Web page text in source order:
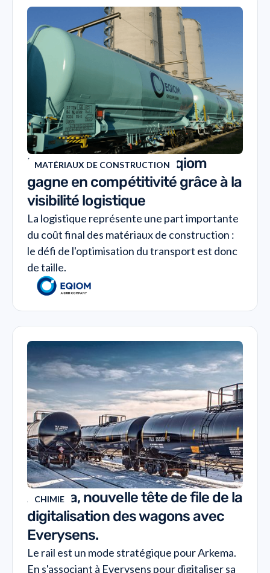
MATÉRIAUX DE CONSTRUCTION
Découvrez comment Eqiom
gagne en compétitivité grâce à la
visibilité logistique
La logistique représente une part importante
du coût final des matériaux de construction :
le défi de l'optimisation du transport est donc
de taille.
CHIMIE
Arkema, nouvelle tête de file de la
digitalisation des wagons avec
Everysens.
Le rail est un mode stratégique pour Arkema.
En s'associant à Everysens pour digitaliser sa